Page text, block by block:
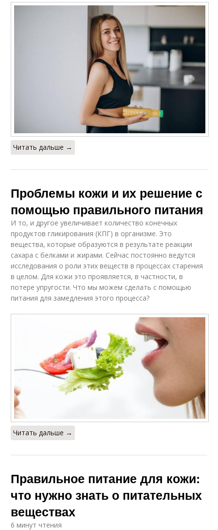
Читать дальше →
Проблемы кожи и их решение с
помощью правильного питания
И то, и другое увеличивает количество конечных
продуктов гликирования (КПГ) в организме. Это
вещества, которые образуются в результате реакции
сахара с белками и жирами. Сейчас постоянно ведутся
исследования о роли этих веществ в процессах старения
в целом. Для кожи это проявляется, в частности, в
потере упругости. Что мы можем сделать с помощью
питания для замедления этого процесса?
Читать дальше →
Правильное питание для кожи:
что нужно знать о питательных
веществах
6 минут чтения